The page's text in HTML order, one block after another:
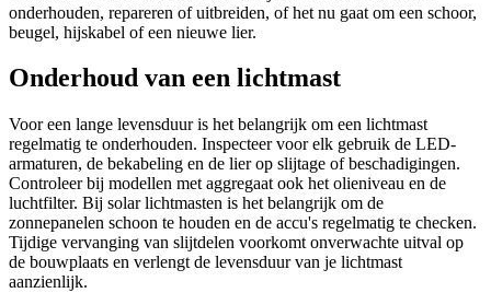
onderhouden, repareren of uitbreiden, of het nu gaat om een schoor,
beugel, hijskabel of een nieuwe lier.
Onderhoud van een lichtmast
Voor een lange levensduur is het belangrijk om een lichtmast
regelmatig te onderhouden. Inspecteer voor elk gebruik de LED-
armaturen, de bekabeling en de lier op slijtage of beschadigingen.
Controleer bij modellen met aggregaat ook het olieniveau en de
luchtfilter. Bij solar lichtmasten is het belangrijk om de
zonnepanelen schoon te houden en de accu's regelmatig te checken.
Tijdige vervanging van slijtdelen voorkomt onverwachte uitval op
de bouwplaats en verlengt de levensduur van je lichtmast
aanzienlijk.